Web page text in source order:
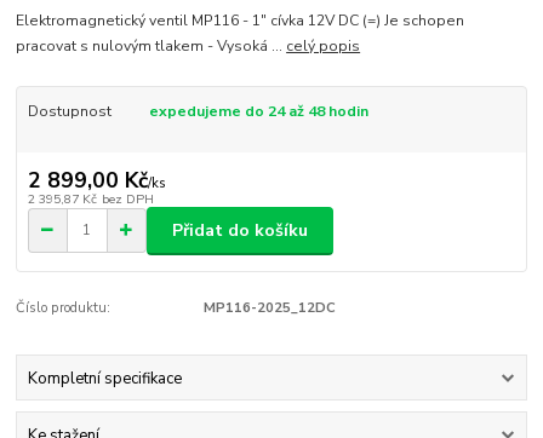
Elektromagnetický ventil MP116 - 1" cívka 12V DC (=) Je schopen
pracovat s nulovým tlakem - Vysoká ... celý popis
Dostupnost expedujeme do 24 až 48 hodin
2 899,00 Kč/ks
2 395,87 Kč bez DPH
Přidat do košíku
Číslo produktu: MP116-2025_12DC
Kompletní specifikace